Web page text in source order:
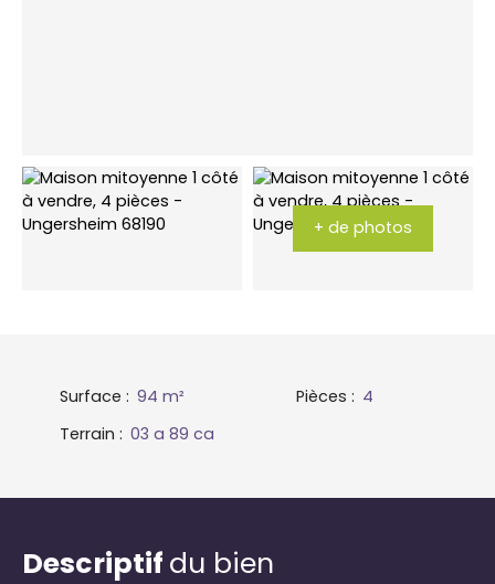
+ de photos
Surface : 94 m² Pièces : 4
Terrain : 03 a 89 ca
Descriptif du bien